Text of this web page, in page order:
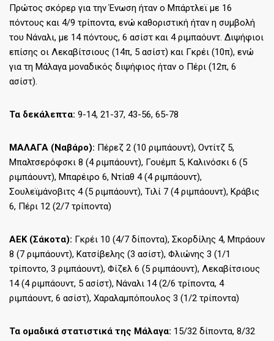
Πρώτος σκόρερ για την Ένωση ήταν ο Μπάρτλεϊ με 16
πόντους και 4/9 τρίποντα, ενώ καθοριστική ήταν η συμβολή
του Νάναλι, με 14 πόντους, 6 ασίστ και 4 ριμπαόυντ. Διψήφιοι
επίσης οι Λεκαβίτσιους (14π, 5 ασίστ) και Γκρέι (10π), ενώ
για τη Μάλαγα μοναδικός διψήφιος ήταν ο Πέρι (12π, 6
ασίστ).
Τα δεκάλεπτα: 9-14, 21-37, 43-56, 65-78
ΜΑΛΑΓΑ (Ναβάρο): Πέρεζ 2 (10 ριμπάουντ), Οντίτζ 5,
Μπαλτσερόφσκι 8 (4 ριμπάουντ), Γουέμπ 5, Καλινόσκι 6 (5
ριμπάουντ), Μπαρέιρο 6, Ντίαθ 4 (4 ριμπάουντ),
Σουλεϊμάνοβιτς 4 (5 ριμπάουντ), Τιλί 7 (4 ριμπάουντ), Κράβις
6, Πέρι 12 (2/7 τρίποντα)
ΑΕΚ (Σάκοτα): Γκρέι 10 (4/7 δίποντα), Σκορδίλης 4, Μπράουν
8 (7 ριμπάουντ), Κατσίβελης (3 ασίστ), Φλιώνης 3 (1/1
τρίποντο, 3 ριμπάουντ), Φίζελ 6 (5 ριμπάουντ), Λεκαβίτσιους
14 (4 ριμπάουντ, 5 ασίστ), Νάναλι 14 (2/6 τρίποντα, 4
ριμπάουντ, 6 ασίστ), Χαραλαμπόπουλος 3 (1/2 τρίποντα)
Τα ομαδικά στατιστικά της Μάλαγα: 15/32 δίποντα, 8/32